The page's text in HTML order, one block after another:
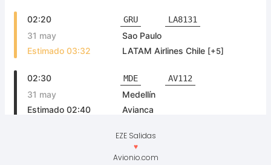
EZE Salidas
♥
Avionio.com